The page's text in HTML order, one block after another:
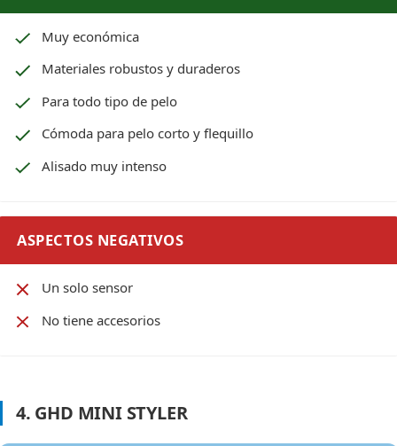
Muy económica
Materiales robustos y duraderos
Para todo tipo de pelo
Cómoda para pelo corto y flequillo
Alisado muy intenso
ASPECTOS NEGATIVOS
Un solo sensor
No tiene accesorios
4. GHD MINI STYLER